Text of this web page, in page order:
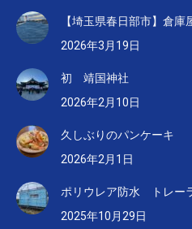
【埼玉県春日部市】倉
2026年3月19日
初 靖国神社
2026年2月10日
久しぶりのパンケーキ
2026年2月1日
ポリウレア防水 トレー
2025年10月29日